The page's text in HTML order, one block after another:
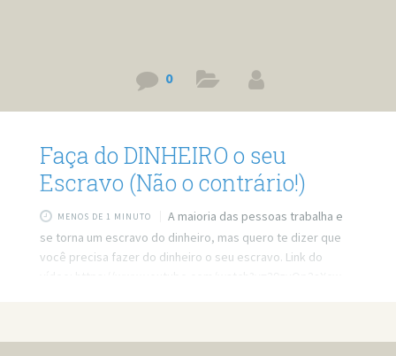
0
Faça do DINHEIRO o seu
Escravo (Não o contrário!)
MENOS DE 1 MINUTO
A maioria das pessoas trabalha e
se torna um escravo do dinheiro, mas quero te dizer que
você precisa fazer do dinheiro o seu escravo. Link do